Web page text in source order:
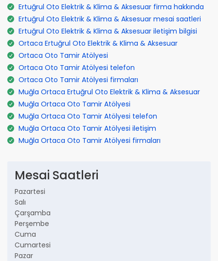
Ertuğrul Oto Elektrik & Klima & Aksesuar firma hakkında
Ertuğrul Oto Elektrik & Klima & Aksesuar mesai saatleri
Ertuğrul Oto Elektrik & Klima & Aksesuar iletişim bilgisi
Ortaca Ertuğrul Oto Elektrik & Klima & Aksesuar
Ortaca Oto Tamir Atölyesi
Ortaca Oto Tamir Atölyesi telefon
Ortaca Oto Tamir Atölyesi firmaları
Muğla Ortaca Ertuğrul Oto Elektrik & Klima & Aksesuar
Muğla Ortaca Oto Tamir Atölyesi
Muğla Ortaca Oto Tamir Atölyesi telefon
Muğla Ortaca Oto Tamir Atölyesi iletişim
Muğla Ortaca Oto Tamir Atölyesi firmaları
Mesai Saatleri
Pazartesi
Salı
Çarşamba
Perşembe
Cuma
Cumartesi
Pazar